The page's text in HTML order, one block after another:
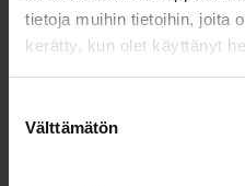
tietoja muihin tietoihin, joita
kerätty, kun olet käyttänyt
valinta
Välttämätön
marraskuu, 20191
syyskuu, 2019 1
huhtikuu, 2019